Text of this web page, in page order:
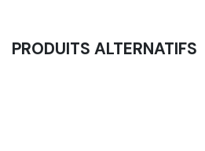
PRODUITS ALTERNATIFS